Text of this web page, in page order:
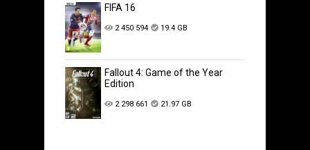
FIFA 16
2 450 594 19.4 GB
Fallout 4: Game of the Year
Edition
2 298 661 21.97 GB